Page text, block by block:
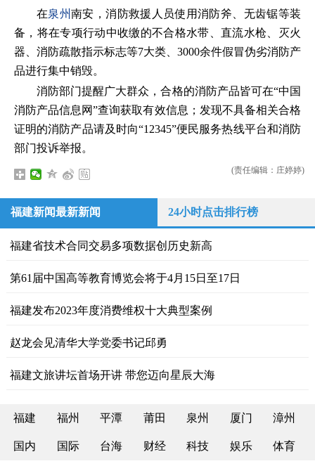
在泉州南安，消防救援人员使用消防斧、无齿锯等装
备，将在专项行动中收缴的不合格水带、直流水枪、灭火
器、消防疏散指示标志等7大类、3000余件假冒伪劣消防产
品进行集中销毁。
消防部门提醒广大群众，合格的消防产品皆可在“中国
消防产品信息网”查询获取有效信息；发现不具备相关合格
证明的消防产品请及时向“12345”便民服务热线平台和消防
部门投诉举报。
(责任编辑：庄婷婷)
福建新闻最新新闻 24小时点击排行榜
福建省技术合同交易多项数据创历史新高
第61届中国高等教育博览会将于4月15日至17日
福建发布2023年度消费维权十大典型案例
赵龙会见清华大学党委书记邱勇
福建文旅讲坛首场开讲 带您迈向星辰大海
福建 福州 平潭 莆田 泉州 厦门 漳州
国内 国际 台海 财经 科技 娱乐 体育